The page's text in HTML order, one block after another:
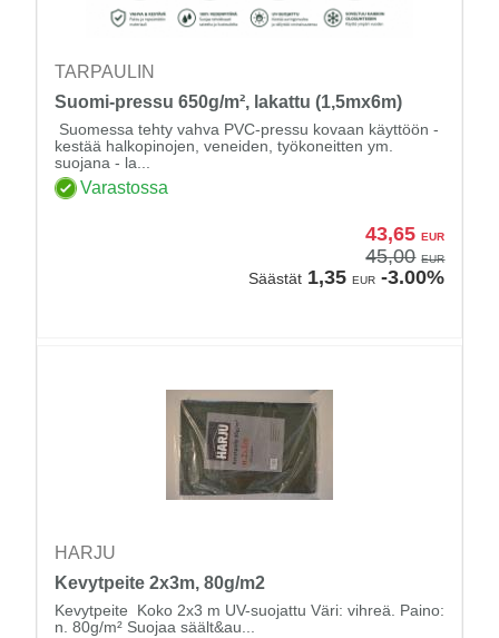
TARPAULIN
Suomi-pressu 650g/m², lakattu (1,5mx6m)
Suomessa tehty vahva PVC-pressu kovaan käyttöön -
kestää halkopinojen, veneiden, työkoneitten ym.
suojana - la...
Varastossa
43,65 EUR
45,00 EUR
Säästät 1,35 EUR -3.00%
HARJU
Kevytpeite 2x3m, 80g/m2
Kevytpeite Koko 2x3 m UV-suojattu Väri: vihreä. Paino:
n. 80g/m² Suojaa säält&au...